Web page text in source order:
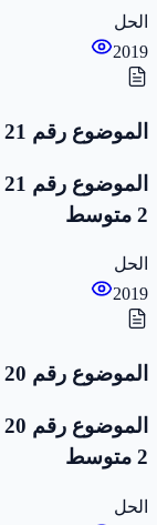
الحل
2019
الموضوع رقم 21
2 متوسط
الحل
2019
الموضوع رقم 20
2 متوسط
الحل